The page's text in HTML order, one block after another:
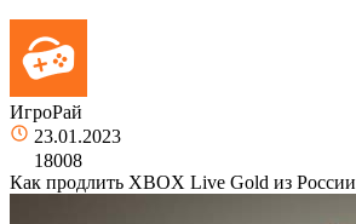
ИгроРай
23.01.2023
18008
Как продлить XBOX Live Gold из России